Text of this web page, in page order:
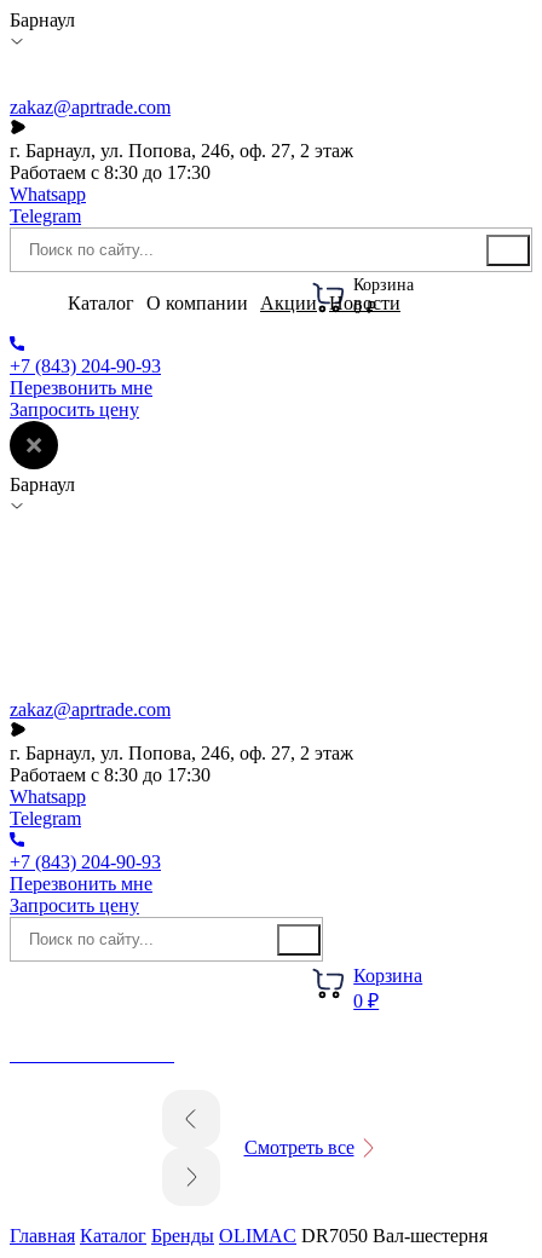
Барнаул
zakaz@aprtrade.com
г. Барнаул, ул. Попова, 246, оф. 27, 2 этаж
Работаем с 8:30 до 17:30
Whatsapp
Telegram
Корзина
0 ₽
Каталог О компании Акции Новости
+7 (843) 204-90-93
Перезвонить мне
Запросить цену
Барнаул
zakaz@aprtrade.com
г. Барнаул, ул. Попова, 246, оф. 27, 2 этаж
Работаем с 8:30 до 17:30
Whatsapp
Telegram
+7 (843) 204-90-93
Перезвонить мне
Запросить цену
Корзина
0 ₽
Смотреть все
Главная Каталог Бренды OLIMAC DR7050 Вал-шестерня